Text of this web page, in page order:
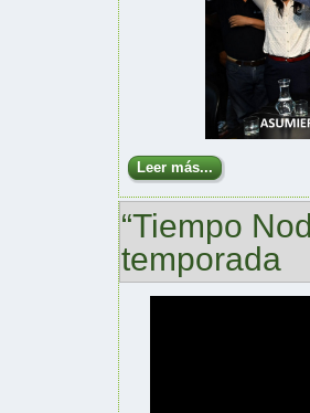
Leer más...
“Tiempo
temporada